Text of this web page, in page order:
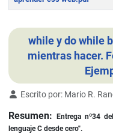
while y do while
mientras hacer.
Detalles
Escrito por: Mario R.
Resumen:
Entrega nº34
lenguaje C desde cero".